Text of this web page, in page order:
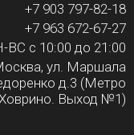
+7 903 797-82-18
+7 963 672-67-27
ВС с 10:00 до 21:00
ул. Маршала
д.3 (Метро
Выход №1)